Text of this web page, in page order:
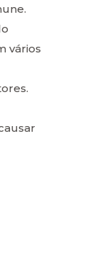
vários